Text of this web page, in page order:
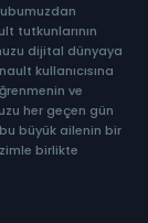
tutkunlarının
dijital dünyaya
kullanıcısına
ve
her geçen gün
büyük ailenin bir
birlikte